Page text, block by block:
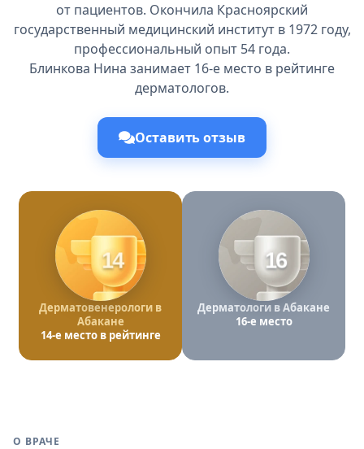
от пациентов. Окончила Красноярский
государственный медицинский институт в 1972 году,
профессиональный опыт 54 года.
Блинкова Нина занимает 16-е место в рейтинге
дерматологов.
Оставить отзыв
14
Дерматовенерологи в
Абакане
14-е место в рейтинге
16
Дерматологи в Абакане
16-е место
О ВРАЧЕ